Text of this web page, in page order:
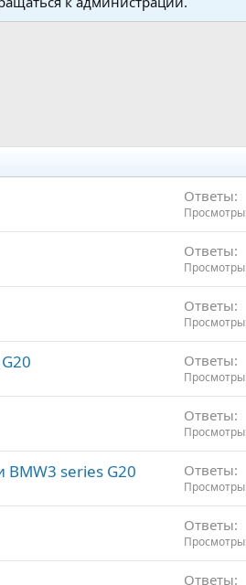
Ответы
Просмотры
Ответы
Просмотры
Ответы
Просмотры
Ответы
Просмотры
Ответы
Просмотры
series G20 Ответы
Просмотры
Ответы
Просмотры
Ответы